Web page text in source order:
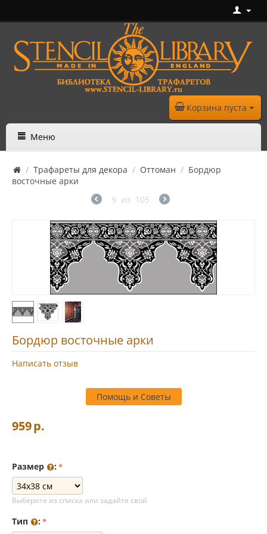
Корзина пуста
Меню
/ Трафареты для декора / Оттоман / Бордюр
восточные арки
9 из 105
Бордюр восточные арки
Написать отзыв
Помощь и Советы
959р.
Размер :
Выберите из списка или задайте свой
Тип :